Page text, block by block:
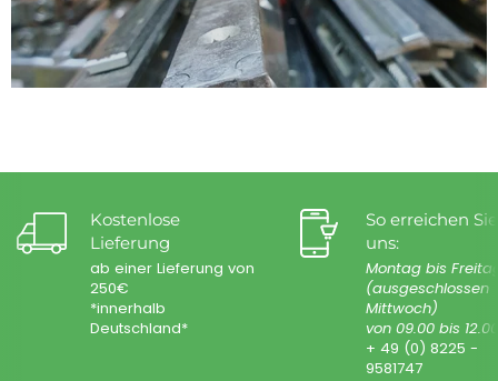
Kostenlose
Lieferung
ab einer Lieferung von
250€
*innerhalb
Deutschland*
So erreichen Sie
uns:
Montag bis
(ausgeschlossen
Mittwoch)
von 09.00 bis
+ 49 (0) 8225 -
9581747